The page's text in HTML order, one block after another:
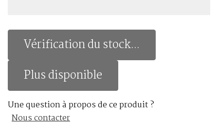
Vérification du stock...
Plus disponible
Une question à propos de ce produit ?
Nous contacter